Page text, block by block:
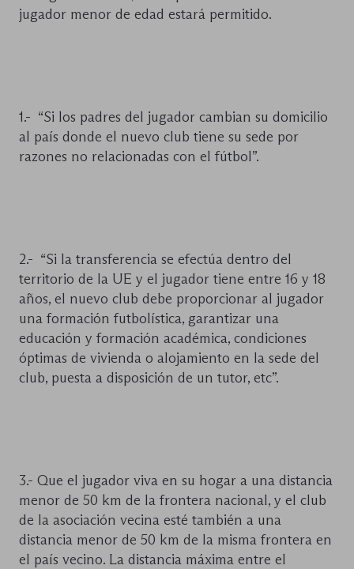
jugador menor de edad estará permitido.
1.- “Si los padres del jugador cambian su domicilio
al país donde el nuevo club tiene su sede por
razones no relacionadas con el fútbol”.
2.- “Si la transferencia se efectúa dentro del
territorio de la UE y el jugador tiene entre 16 y 18
años, el nuevo club debe proporcionar al jugador
una formación futbolística, garantizar una
educación y formación académica, condiciones
óptimas de vivienda o alojamiento en la sede del
club, puesta a disposición de un tutor, etc”.
3.- Que el jugador viva en su hogar a una distancia
menor de 50 km de la frontera nacional, y el club
de la asociación vecina esté también a una
distancia menor de 50 km de la misma frontera en
el país vecino. La distancia máxima entre el